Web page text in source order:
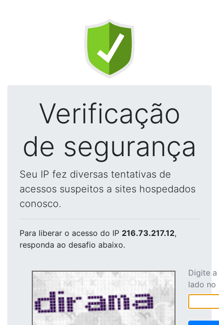
Verificação
de segurança
Seu IP fez diversas tentativas de
acessos suspeitos a sites hospedados
conosco.
Para liberar o acesso do IP 216.73.217.12,
responda ao desafio abaixo.
Digite
lado no